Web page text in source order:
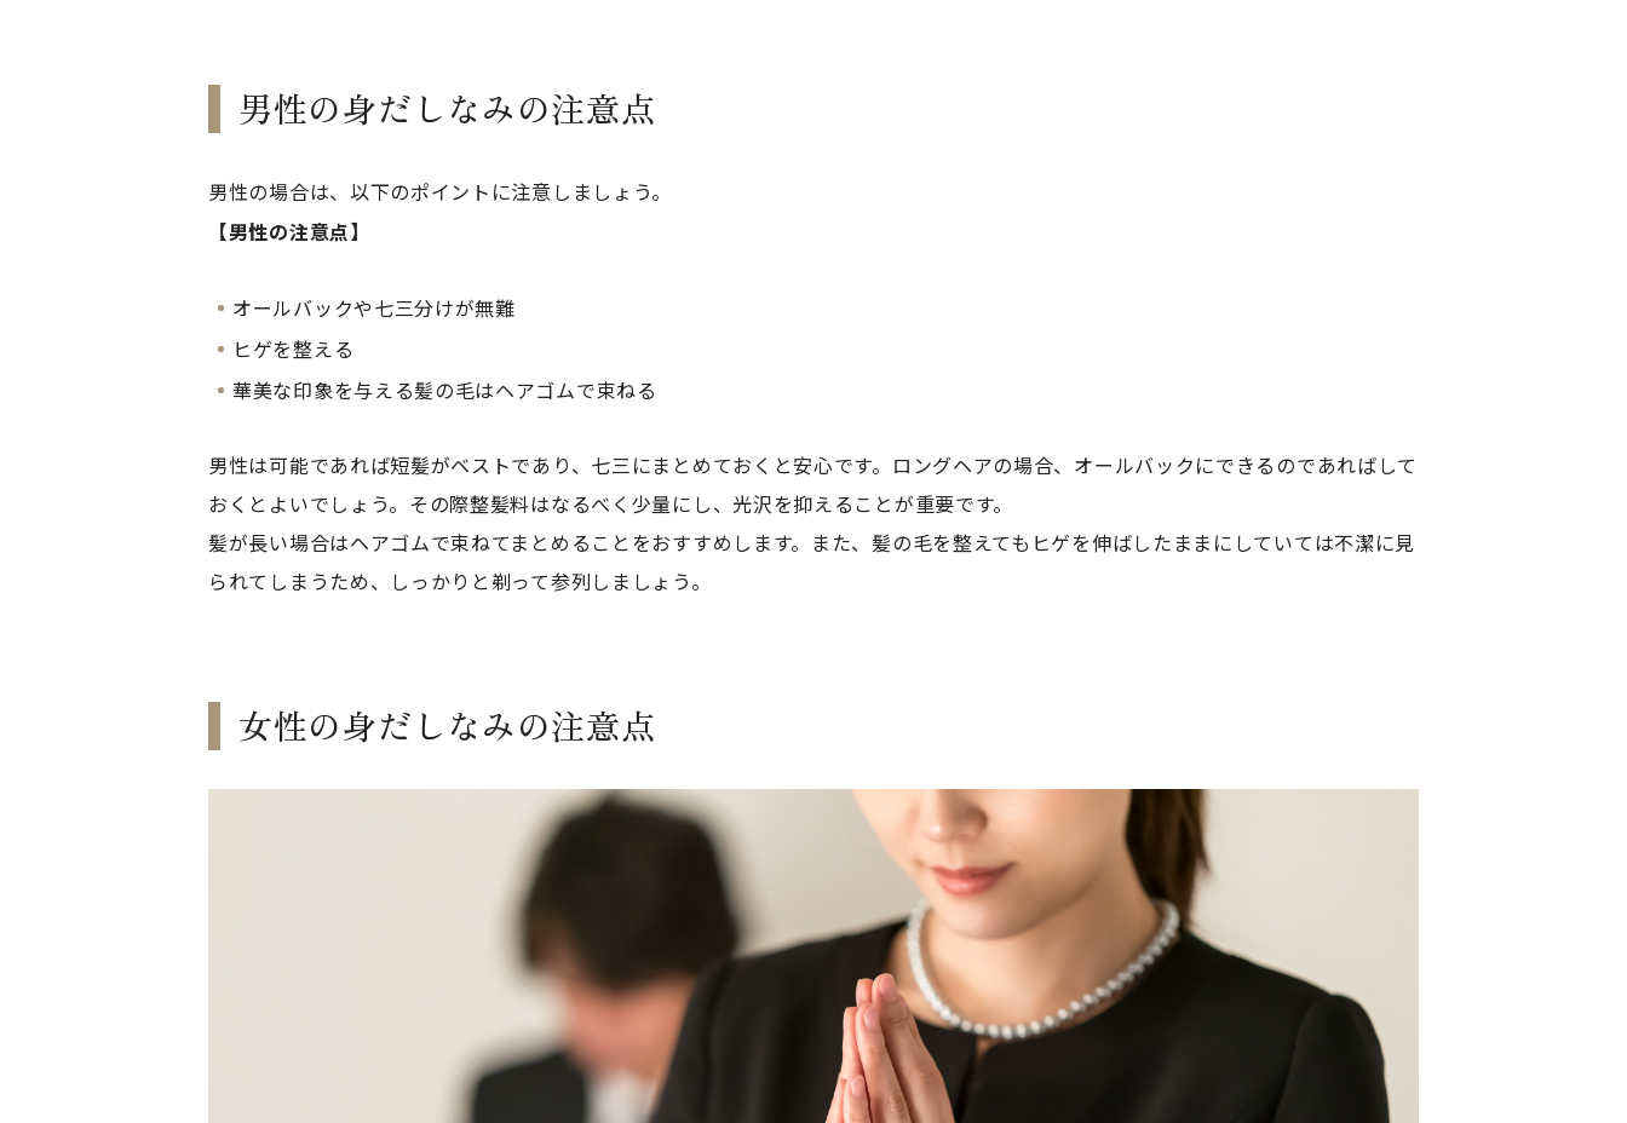
男性の身だしなみの注意点
男性の場合は、以下のポイントに注意しましょう。
【男性の注意点】
オールバックや七三分けが無難
ヒゲを整える
華美な印象を与える髪の毛はヘアゴムで束ねる
男性は可能であれば短髪がベストであり、七三にまとめておくと安心です。ロングヘアの場合、オールバックにできるのであればして
おくとよいでしょう。その際整髪料はなるべく少量にし、光沢を抑えることが重要です。
髪が長い場合はヘアゴムで束ねてまとめることをおすすめします。また、髪の毛を整えてもヒゲを伸ばしたままにしていては不潔に見
られてしまうため、しっかりと剃って参列しましょう。
女性の身だしなみの注意点